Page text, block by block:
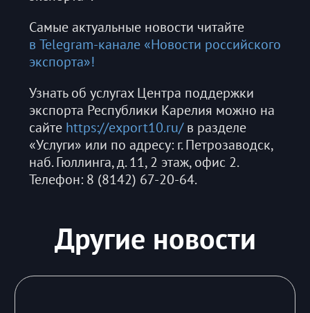
Самые актуальные новости читайте
в Telegram-канале «Новости российского
экспорта»!
Узнать об услугах Центра поддержки
экспорта Республики Карелия можно на
сайте https://export10.ru/в разделе
«Услуги» или по адресу: г. Петрозаводск,
наб. Гюллинга, д. 11, 2 этаж, офис 2.
Телефон: 8 (8142) 67-20-64.
Другие новости